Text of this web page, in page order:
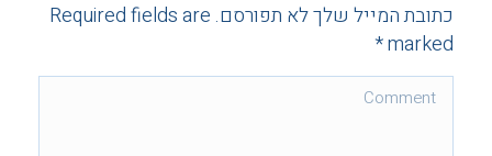
כתובת המייל שלך לא תפורסם. Required fields are
marked
*
Comment